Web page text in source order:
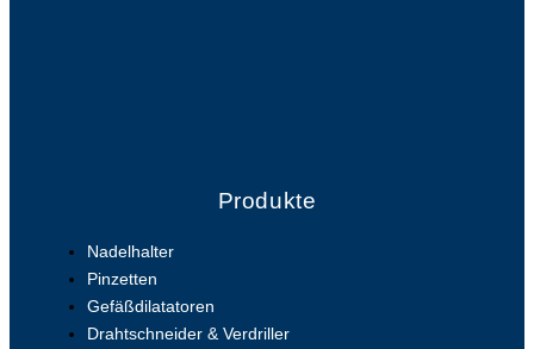
Produkte
Nadelhalter
Pinzetten
Gefäßdilatatoren
Drahtschneider & Verdriller